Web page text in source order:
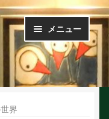
メニュー
界